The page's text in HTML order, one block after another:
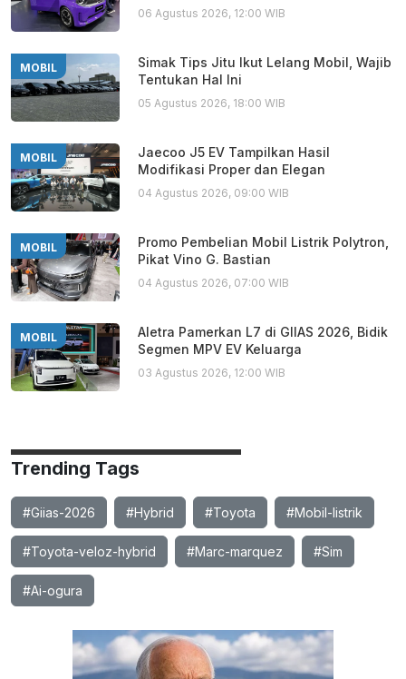
06 Agustus 2026, 12:00 WIB
MOBIL
Simak Tips Jitu Ikut Lelang Mobil, Wajib
Tentukan Hal Ini
05 Agustus 2026, 18:00 WIB
MOBIL
Jaecoo J5 EV Tampilkan Hasil
Modifikasi Proper dan Elegan
04 Agustus 2026, 09:00 WIB
MOBIL
Promo Pembelian Mobil Listrik Polytron,
Pikat Vino G. Bastian
04 Agustus 2026, 07:00 WIB
MOBIL
Aletra Pamerkan L7 di GIIAS 2026, Bidik
Segmen MPV EV Keluarga
03 Agustus 2026, 12:00 WIB
Trending Tags
#Giias-2026 #Hybrid #Toyota #Mobil-listrik
#Toyota-veloz-hybrid #Marc-marquez #Sim
#Ai-ogura